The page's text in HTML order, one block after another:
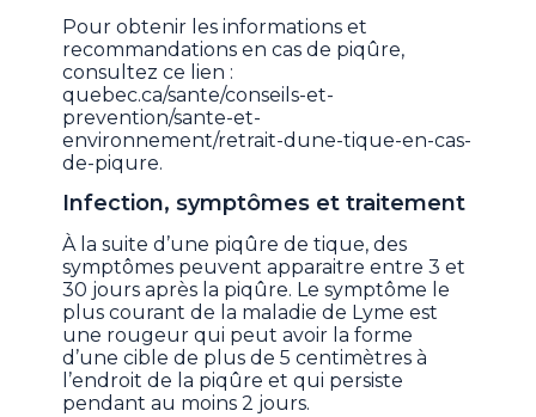
Pour obtenir les informations et
recommandations en cas de piqûre,
consultez ce lien :
quebec.ca/sante/conseils-et-
prevention/sante-et-
environnement/retrait-dune-tique-en-cas-
de-piqure.
Infection, symptômes et traitement
À la suite d’une piqûre de tique, des
symptômes peuvent apparaitre entre 3 et
30 jours après la piqûre. Le symptôme le
plus courant de la maladie de Lyme est
une rougeur qui peut avoir la forme
d’une cible de plus de 5 centimètres à
l’endroit de la piqûre et qui persiste
pendant au moins 2 jours.